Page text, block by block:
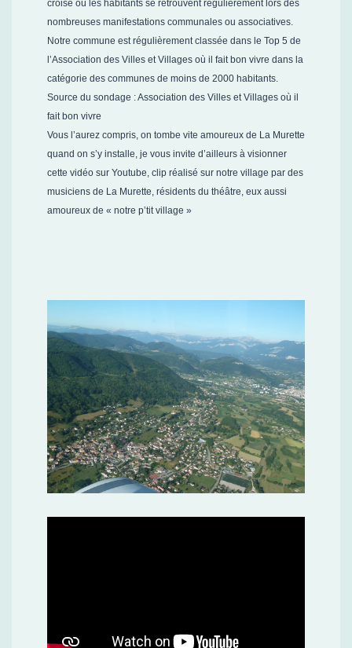
croise où les habitants se retrouvent régulièrement lors des
nombreuses manifestations communales ou associatives.
Notre commune est régulièrement classée dans le Top 5 de
l’Association des Villes et Villages où il fait bon vivre dans la
catégorie des communes de moins de 2000 habitants.
Source du sondage : Association des Villes et Villages où il
fait bon vivre
Vous l’aurez compris, on tombe vite amoureux de La Murette
quand on s’y installe, je vous invite d’ailleurs à visionner
cette vidéo sur Youtube, clip réalisé sur notre village par des
musiciens de La Murette, résidents du théâtre, eux aussi
amoureux de « notre p’tit village »